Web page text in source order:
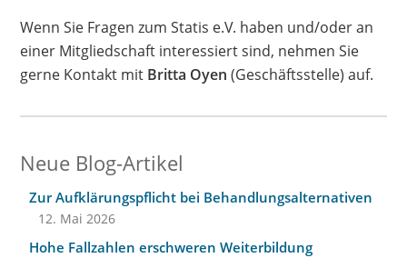
Wenn Sie Fragen zum Statis e.V. haben und/oder an
einer Mitgliedschaft interessiert sind, nehmen Sie
gerne Kontakt mit Britta Oyen (Geschäftsstelle) auf.
Neue Blog-Artikel
Zur Aufklärungspflicht bei Behandlungsalternativen
12. Mai 2026
Hohe Fallzahlen erschweren Weiterbildung